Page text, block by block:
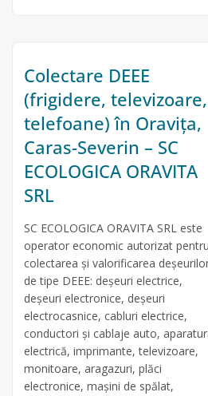
Colectare DEEE
(frigidere, televizoare,
telefoane) în Oravița,
Caras-Severin – SC
ECOLOGICA ORAVITA
SRL
SC ECOLOGICA ORAVITA SRL este
operator economic autorizat pentru
colectarea și valorificarea
de tipe DEEE: deșeuri electrice,
deșeuri electronice, deșeuri
electrocasnice, cabluri electrice,
conductori și cablaje auto,
electrică, imprimante, televizoare,
monitoare, aragazuri, plăci
electronice, mașini de spălat,